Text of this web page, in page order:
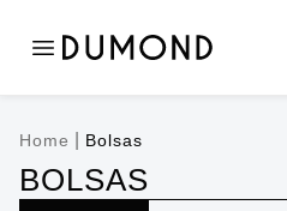
SAPATOS
CATEGORIAS
BOLSAS
SHAPE
Home Bolsas
BOLSAS